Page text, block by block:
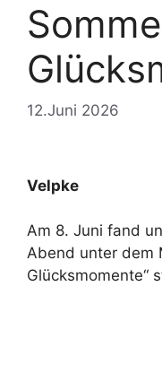
12.Juni 2026
Velpke
Am 8. Juni fand
Abend unter dem
Glücksmomente“